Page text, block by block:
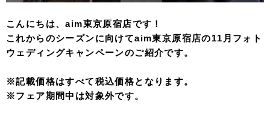
こんにちは、aim東京原宿店です！
これからのシーズンに向けてaim東京原宿店の11月フォト
ウェディングキャンペーンのご紹介です。
※記載価格はすべて税込価格となります。
※フェア期間中は対象外です。